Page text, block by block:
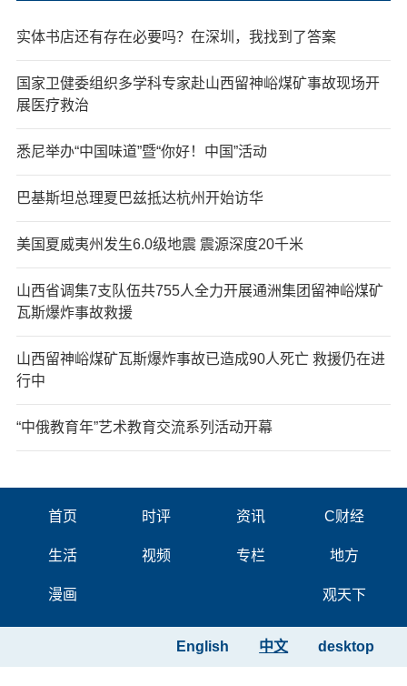
实体书店还有存在必要吗？在深圳，我找到了答案
国家卫健委组织多学科专家赴山西留神峪煤矿事故现场开
展医疗救治
悉尼举办“中国味道”暨“你好！中国”活动
巴基斯坦总理夏巴兹抵达杭州开始访华
美国夏威夷州发生6.0级地震 震源深度20千米
山西省调集7支队伍共755人全力开展通洲集团留神峪煤矿
瓦斯爆炸事故救援
山西留神峪煤矿瓦斯爆炸事故已造成90人死亡 救援仍在进
行中
“中俄教育年”艺术教育交流系列活动开幕
首页 时评 资讯 C财经
生活 视频 专栏 地方
漫画 观天下
desktop
中文
English